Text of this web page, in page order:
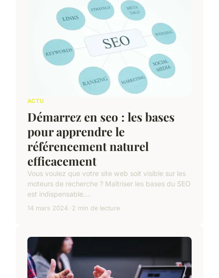
ACTU
Démarrez en seo : les bases
pour apprendre le
référencement naturel
efficacement
Vous voulez que votre site web soit visible sur les
moteurs de recherche ? Maîtriser les bases du SEO
est indispensable....
14 mars 2024 2 min de lecture